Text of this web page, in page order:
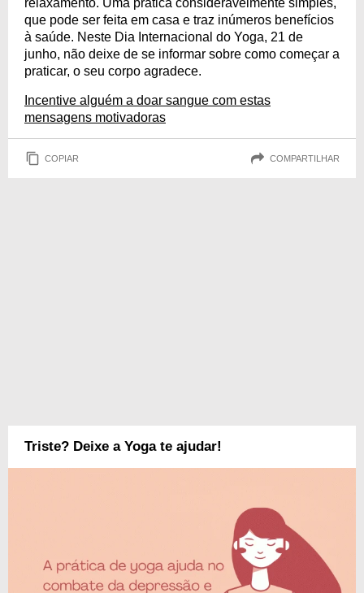
relaxamento. Uma prática consideravelmente simples,
que pode ser feita em casa e traz inúmeros benefícios
à saúde. Neste Dia Internacional do Yoga, 21 de
junho, não deixe de se informar sobre como começar a
praticar, o seu corpo agradece.
Incentive alguém a doar sangue com estas
mensagens motivadoras
COPIAR COMPARTILHAR
Triste? Deixe a Yoga te ajudar!